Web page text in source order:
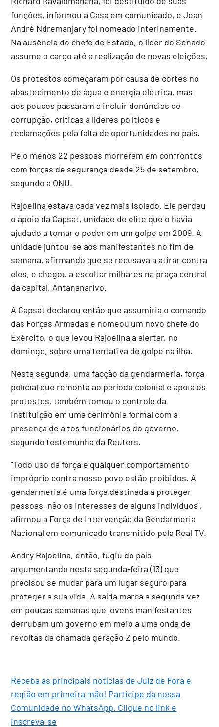
funções, informou a Casa em comunicado, e Jean
André Ndremanjary foi nomeado interinamente.
Na ausência do chefe de Estado, o líder do Senado
assume o cargo até a realização de novas eleições.
Os protestos começaram por causa de cortes no
abastecimento de água e energia elétrica, mas
aos poucos passaram a incluir denúncias de
corrupção, críticas a líderes políticos e
reclamações pela falta de oportunidades no país.
Pelo menos 22 pessoas morreram em confrontos
com forças de segurança desde 25 de setembro,
segundo a ONU.
Rajoelina estava cada vez mais isolado. Ele perdeu
o apoio da Capsat, unidade de elite que o havia
ajudado a tomar o poder em um golpe em 2009. A
unidade juntou-se aos manifestantes no fim de
semana, afirmando que se recusava a atirar contra
eles, e chegou a escoltar milhares na praça central
da capital, Antananarivo.
A Capsat declarou então que assumiria o comando
das Forças Armadas e nomeou um novo chefe do
Exército, o que levou Rajoelina a alertar, no
domingo, sobre uma tentativa de golpe na ilha.
Nesta segunda, uma facção da gendarmeria, força
policial que remonta ao período colonial e apoia os
protestos, também tomou o controle da
instituição em uma cerimônia formal com a
presença de altos funcionários do governo,
segundo testemunha da Reuters.
"Todo uso da força e qualquer comportamento
impróprio contra nosso povo estão proibidos. A
gendarmeria é uma força destinada a proteger
pessoas, não os interesses de alguns indivíduos",
afirmou a Força de Intervenção da Gendarmeria
Nacional em comunicado transmitido pela Real TV.
Andry Rajoelina, então, fugiu do país
argumentando nesta segunda-feira (13) que
precisou se mudar para um lugar seguro para
proteger a sua vida. A saída marca a segunda vez
em poucas semanas que jovens manifestantes
derrubam um governo em meio a uma onda de
revoltas da chamada geração Z pelo mundo.
Receba as principais notícias de Juiz de Fora e
região em primeira mão! Participe da nossa
Comunidade no WhatsApp. Clique no link e
inscreva-se